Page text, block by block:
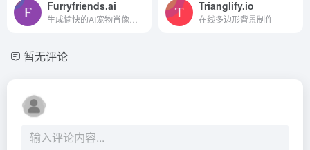
Furryfriends.ai Trianglify.io
在线多边形背景制作
暂无评论